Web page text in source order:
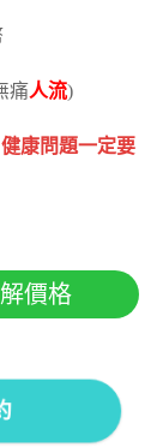
痛人流)
康問題一定要
價格